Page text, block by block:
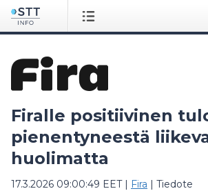
Firalle positiivinen
pienentyneestä
huolimatta
17.3.2026 09:00:49 EET| Fira | Tiedote